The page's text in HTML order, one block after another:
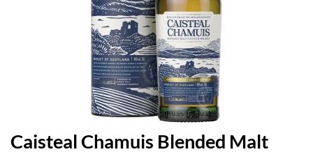
Caisteal Chamuis Blended Malt